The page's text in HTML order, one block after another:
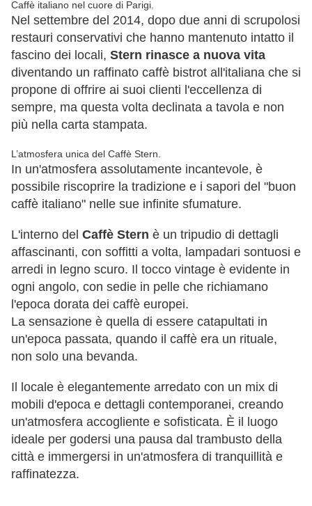
Caffè italiano nel cuore di Parigi.
Nel settembre del 2014, dopo due anni di scrupolosi
restauri conservativi che hanno mantenuto intatto il
fascino dei locali, Stern rinasce a nuova vita
diventando un raffinato caffè bistrot all'italiana che si
propone di offrire ai suoi clienti l'eccellenza di
sempre, ma questa volta declinata a tavola e non
più nella carta stampata.
L’atmosfera unica del Caffè Stern.
In un'atmosfera assolutamente incantevole, è
possibile riscoprire la tradizione e i sapori del "buon
caffè italiano" nelle sue infinite sfumature.
L'interno del Caffè Stern è un tripudio di dettagli
affascinanti, con soffitti a volta, lampadari sontuosi e
arredi in legno scuro. Il tocco vintage è evidente in
ogni angolo, con sedie in pelle che richiamano
l'epoca dorata dei caffè europei.
La sensazione è quella di essere catapultati in
un'epoca passata, quando il caffè era un rituale,
non solo una bevanda.
Il locale è elegantemente arredato con un mix di
mobili d'epoca e dettagli contemporanei, creando
un'atmosfera accogliente e sofisticata. È il luogo
ideale per godersi una pausa dal trambusto della
città e immergersi in un'atmosfera di tranquillità e
raffinatezza.